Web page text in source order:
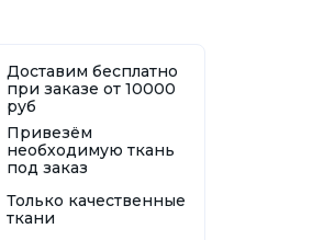
Доставим бесплатно
при заказе от 10000
руб
Привезём
необходимую ткань
под заказ
Только качественные
ткани